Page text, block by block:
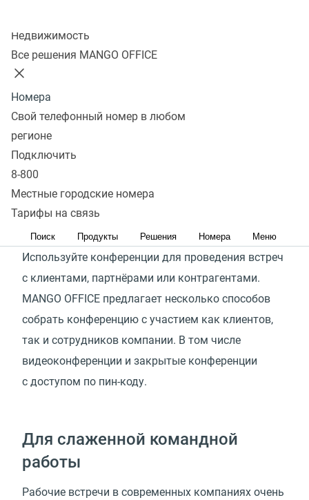
Недвижимость
Все решения MANGO OFFICE
Номера
Свой телефонный номер в любом
регионе
Подключить
8-800
Местные городские номера
Тарифы на связь
Поиск Продукты Решения Номера Меню
включает не только голосовое общение, но и видео,
Используйте конференц-
связь
Используйте конференции для проведения встреч
с клиентами, партнёрами или контрагентами.
MANGO OFFICE предлагает несколько способов
собрать конференцию с участием как клиентов,
так и сотрудников компании. В том числе
видеоконференции и закрытые конференции
с доступом по пин-коду.
Для слаженной командной
работы
Рабочие встречи в современных компаниях очень